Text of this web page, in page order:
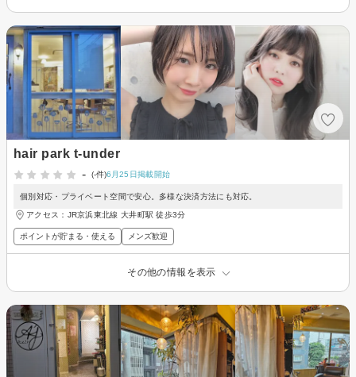
hair park t-under
-
(-件)6月25日掲載開始
個別対応・プライベート空間で安心。多様な決済方法にも対応。
アクセス：JR京浜東北線 大井町駅 徒歩3分
ポイントが貯まる・使える メンズ歓迎
その他の情報を表示